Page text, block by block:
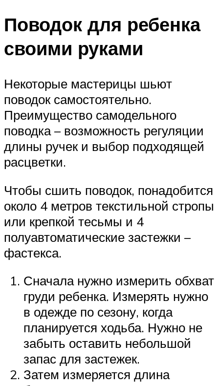
Поводок для ребенка
своими руками
Некоторые мастерицы шьют
поводок самостоятельно.
Преимущество самодельного
поводка – возможность регуляции
длины ручек и выбор подходящей
расцветки.
Чтобы сшить поводок, понадобится
около 4 метров текстильной стропы
или крепкой тесьмы и 4
полуавтоматические застежки –
фастекса.
Сначала нужно измерить обхват
груди ребенка. Измерять нужно
в одежде по сезону, когда
планируется ходьба. Нужно не
забыть оставить небольшой
запас для застежек.
Затем измеряется длина